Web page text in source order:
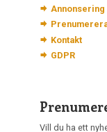
Annonsering
Kontakt
GDPR
Vill du ha ett